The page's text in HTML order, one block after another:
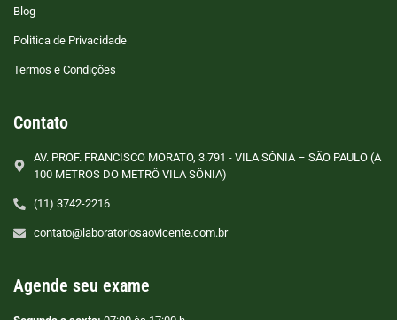
Blog
Politica de Privacidade
Termos e Condições
Contato
AV. PROF. FRANCISCO MORATO, 3.791 - VILA SÔNIA – SÃO PAULO (A
100 METROS DO METRÔ VILA SÔNIA)
(11) 3742-2216
contato@laboratoriosaovicente.com.br
Agende seu exame